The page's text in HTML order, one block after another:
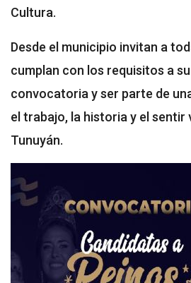
Cultura.
Desde el municipio invitan a
cumplan con los requisitos a
convocatoria y ser parte de
el trabajo, la historia y el sentir
Tunuyán.